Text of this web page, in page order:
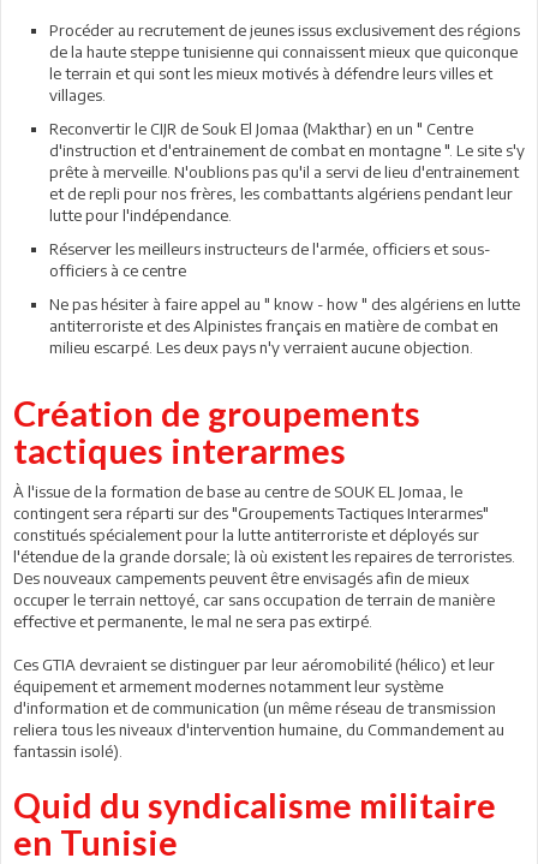
Procéder au recrutement de jeunes issus exclusivement des régions
de la haute steppe tunisienne qui connaissent mieux que quiconque
le terrain et qui sont les mieux motivés à défendre leurs villes et
villages.
Reconvertir le CIJR de Souk El Jomaa (Makthar) en un " Centre
d'instruction et d'entrainement de combat en montagne ". Le site s'y
prête à merveille. N'oublions pas qu'il a servi de lieu d'entrainement
et de repli pour nos frères, les combattants algériens pendant leur
lutte pour l'indépendance.
Réserver les meilleurs instructeurs de l'armée, officiers et sous-
officiers à ce centre
Ne pas hésiter à faire appel au " know - how " des algériens en lutte
antiterroriste et des Alpinistes français en matière de combat en
milieu escarpé. Les deux pays n'y verraient aucune objection.
Création de groupements
tactiques interarmes
À l'issue de la formation de base au centre de SOUK EL Jomaa, le
contingent sera réparti sur des "Groupements Tactiques Interarmes"
constitués spécialement pour la lutte antiterroriste et déployés sur
l'étendue de la grande dorsale; là où existent les repaires de terroristes.
Des nouveaux campements peuvent être envisagés afin de mieux
occuper le terrain nettoyé, car sans occupation de terrain de manière
effective et permanente, le mal ne sera pas extirpé.
Ces GTIA devraient se distinguer par leur aéromobilité (hélico) et leur
équipement et armement modernes notamment leur système
d'information et de communication (un même réseau de transmission
reliera tous les niveaux d'intervention humaine, du Commandement au
fantassin isolé).
Quid du syndicalisme militaire
en Tunisie